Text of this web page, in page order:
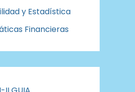
y Estadística
Financieras